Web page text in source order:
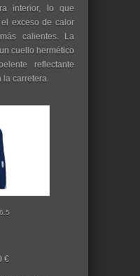
interior, lo que
exceso de calor
calientes. La
cuello hermético
reflectante
la carretera.
€